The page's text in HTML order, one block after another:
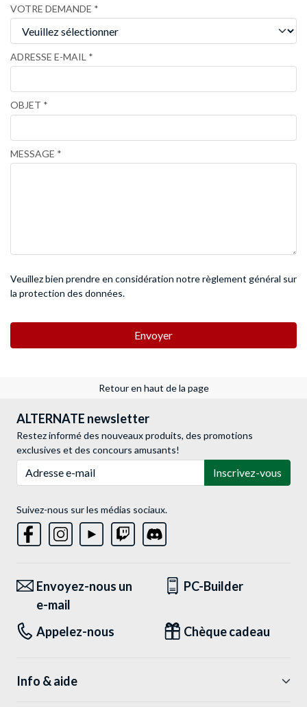
VOTRE DEMANDE
ADRESSE E-MAIL
OBJET
MESSAGE
Veuillez bien prendre en considération notre règlement général sur
la protection des données.
Envoyer
Retour en haut de la page
ALTERNATE newsletter
Restez informé des nouveaux produits, des promotions
exclusives et des concours amusants!
Inscrivez-vous
Suivez-nous sur les médias sociaux.
Envoyez-nous un
e-mail
PC-Builder
Appelez-nous Chèque cadeau
Info & aide